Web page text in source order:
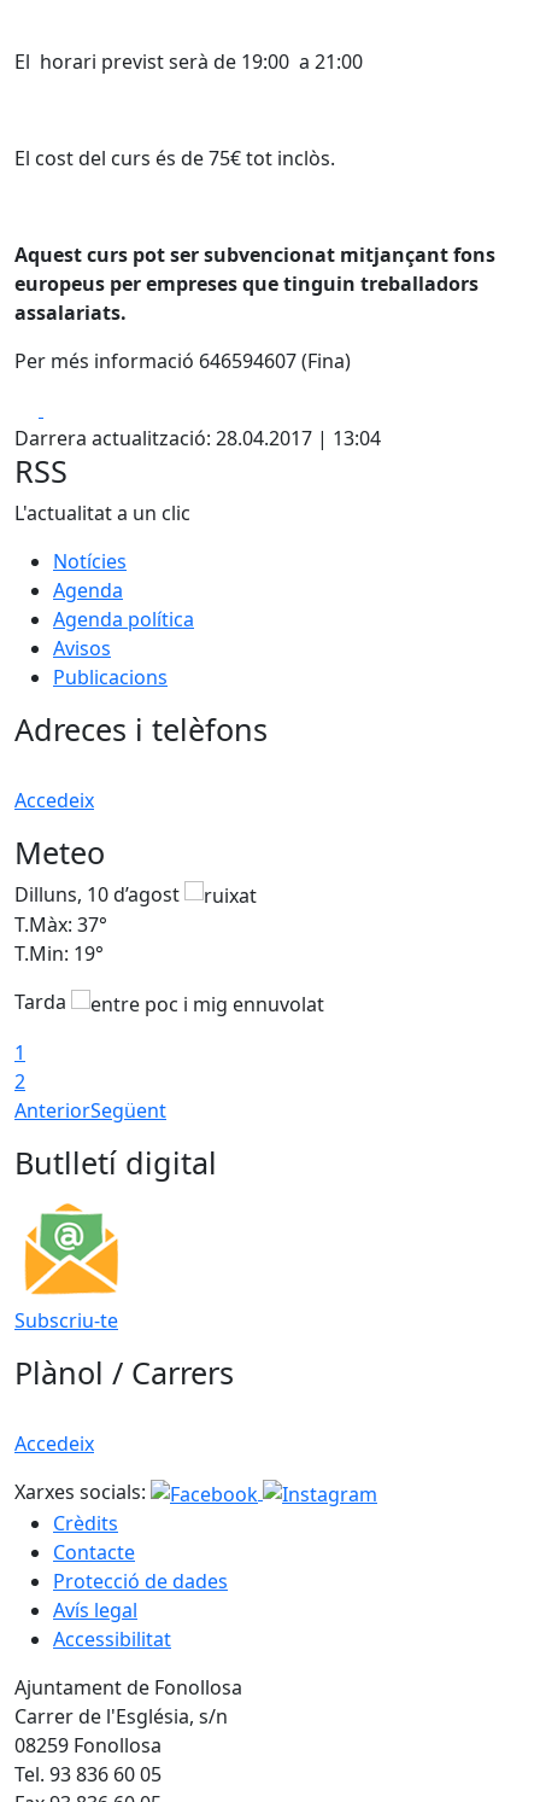
El horari previst serà de 19:00 a 21:00
El cost del curs és de 75€ tot inclòs.
Aquest curs pot ser subvencionat mitjançant fons
europeus per empreses que tinguin treballadors
assalariats.
Per més informació 646594607 (Fina)
Darrera actualització: 28.04.2017 | 13:04
RSS
L'actualitat a un clic
Notícies
Agenda
Agenda política
Avisos
Publicacions
Adreces i telèfons
Accedeix
Meteo
Dilluns, 10 d’agost
T.Màx: 37°
T.Min: 19°
Tarda
1
2
AnteriorSegüent
Butlletí digital
Subscriu-te
Plànol / Carrers
Accedeix
Xarxes socials:
Crèdits
Contacte
Protecció de dades
Avís legal
Accessibilitat
Ajuntament de Fonollosa
Carrer de l'Església, s/n
08259 Fonollosa
Tel. 93 836 60 05